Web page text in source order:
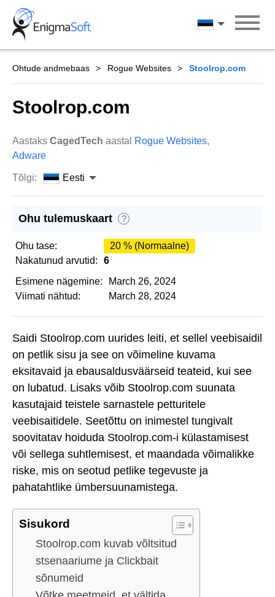
Skip
content
Eesti
Ohtude andmebaas Rogue Websites Stoolrop.com
Stoolrop.com
Aastaks CagedTech aastal Rogue Websites,
Adware
Tõlgi: Eesti
Ohu tulemuskaart ?
Ohu tase:
20 % (Normaalne)
Nakatunud arvutid:
6
Esimene nägemine:
March 26, 2024
Viimati nähtud:
March 28, 2024
Saidi Stoolrop.com uurides leiti, et sellel veebisaidil
on petlik sisu ja see on võimeline kuvama
eksitavaid ja ebausaldusväärseid teateid, kui see
on lubatud. Lisaks võib Stoolrop.com suunata
kasutajaid teistele sarnastele petturitele
veebisaitidele. Seetõttu on inimestel tungivalt
soovitatav hoiduda Stoolrop.com-i külastamisest
või sellega suhtlemisest, et maandada võimalikke
riske, mis on seotud petlike tegevuste ja
pahatahtlike ümbersuunamistega.
Sisukord
Stoolrop.com kuvab võltsitud
stsenaariume ja Clickbait
sõnumeid